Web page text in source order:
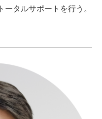
タルサポートを行う。